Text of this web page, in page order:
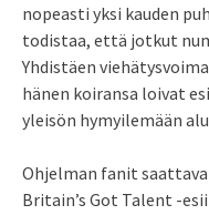
nopeasti yksi kauden
todistaa, että jotkut
Yhdistäen
hänen koiransa loivat
yleisön hymyilemään
Ohjelman fanit
Britain’s Got Talent -